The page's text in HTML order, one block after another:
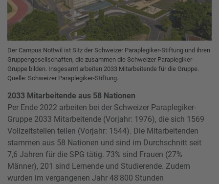
Der Campus Nottwil ist Sitz der Schweizer Paraplegiker-Stiftung und ihren
Gruppengesellschaften, die zusammen die Schweizer Paraplegiker-
Gruppe bilden. Insgesamt arbeiten 2033 Mitarbeitende für die Gruppe.
Quelle: Schweizer Paraplegiker-Stiftung.
2033 Mitarbeitende aus 58 Nationen
Per Ende 2022 arbeiten bei der Schweizer Paraplegiker-
Gruppe 2033 Mitarbeitende (Vorjahr: 1976), die sich 1569
Vollzeitstellen teilen (Vorjahr: 1544). Die Mitarbeitenden
stammen aus 58 Nationen und sind im Durchschnitt seit
7,6 Jahren für die SPG tätig. 73% sind Frauen (27%
Männer), 201 sind Lernende und Studierende. Zudem
wurden im vergangenen Jahr 48'800 Stunden